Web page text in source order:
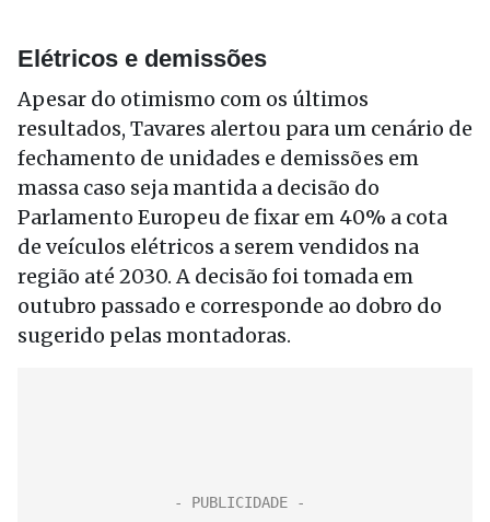
Elétricos e demissões
Apesar do otimismo com os últimos
resultados, Tavares alertou para um cenário de
fechamento de unidades e demissões em
massa caso seja mantida a decisão do
Parlamento Europeu de fixar em 40% a cota
de veículos elétricos a serem vendidos na
região até 2030. A decisão foi tomada em
outubro passado e corresponde ao dobro do
sugerido pelas montadoras.